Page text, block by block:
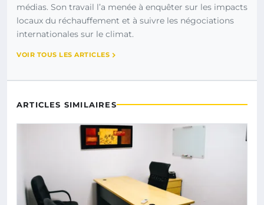
médias. Son travail l’a menée à enquêter sur les impacts
locaux du réchauffement et à suivre les négociations
internationales sur le climat.
VOIR TOUS LES ARTICLES
ARTICLES SIMILAIRES